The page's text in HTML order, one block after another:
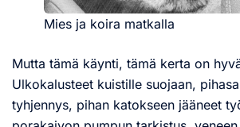
Mies ja koira matkalla
Mutta tämä käynti, tämä kerta on
Ulkokalusteet kuistille suojaan,
tyhjennys, pihan katokseen jääneet